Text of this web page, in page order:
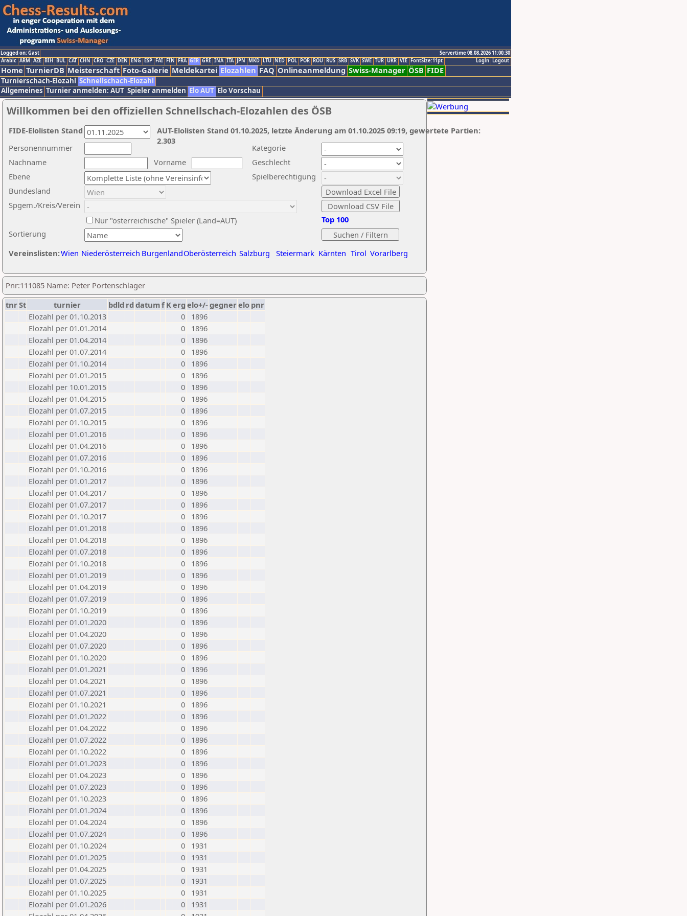
Logged on: Gast
Servertime 08.08.2026 11:00:30
Logout
Login
Arabic ARM AZE BIH BUL CAT CHN CRO CZE DEN ENG ESP FAI FIN FRA GER GRE INA ITA JPN MKD LTU NED POL POR ROU RUS SRB SVK SWE TUR UKR VIE FontSize:11pt
Home TurnierDB Meisterschaft Foto-Galerie Meldekartei Elozahlen FAQ Onlineanmeldung Swiss-Manager ÖSB FIDE
Turnierschach-Elozahl Schnellschach-Elozahl
Allgemeines Turnier anmelden: AUT Spieler anmelden Elo AUT Elo Vorschau
Willkommen bei den offiziellen Schnellschach-Elozahlen des ÖSB
Nachname
Vorname
Ebene
Kategorie
Sortierung
Personennummer
Bundesland
Spgem./Kreis/Verein
Geschlecht
Nur "österreichische" Spieler (Land=AUT)
Spielberechtigung
Vereinslisten:Wien Niederösterreich BurgenlandOberösterreich Salzburg Steiermark Kärnten Tirol Vorarlberg
Top 100
AUT-Elolisten Stand 01.10.2025, letzte Änderung am 01.10.2025 09:19, gewertete Partien:
2.303
FIDE-Elolisten Stand
Pnr:111085 Name: Peter Portenschlager
tnrSt turnier bdld rd datumf Kerg elo+/-gegnerelo pnr
Elozahl per 01.10.2013
0
1896
Elozahl per 01.01.2014
0
1896
Elozahl per 01.04.2014
0
1896
Elozahl per 01.07.2014
0
1896
Elozahl per 01.10.2014
0
1896
Elozahl per 01.01.2015
0
1896
Elozahl per 10.01.2015
0
1896
Elozahl per 01.04.2015
0
1896
Elozahl per 01.07.2015
0
1896
Elozahl per 01.10.2015
0
1896
Elozahl per 01.01.2016
0
1896
Elozahl per 01.04.2016
0
1896
Elozahl per 01.07.2016
0
1896
Elozahl per 01.10.2016
0
1896
Elozahl per 01.01.2017
0
1896
Elozahl per 01.04.2017
0
1896
Elozahl per 01.07.2017
0
1896
Elozahl per 01.10.2017
0
1896
Elozahl per 01.01.2018
0
1896
Elozahl per 01.04.2018
0
1896
Elozahl per 01.07.2018
0
1896
Elozahl per 01.10.2018
0
1896
Elozahl per 01.01.2019
0
1896
Elozahl per 01.04.2019
0
1896
Elozahl per 01.07.2019
0
1896
Elozahl per 01.10.2019
0
1896
Elozahl per 01.01.2020
0
1896
Elozahl per 01.04.2020
0
1896
Elozahl per 01.07.2020
0
1896
Elozahl per 01.10.2020
0
1896
Elozahl per 01.01.2021
0
1896
Elozahl per 01.04.2021
0
1896
Elozahl per 01.07.2021
0
1896
Elozahl per 01.10.2021
0
1896
Elozahl per 01.01.2022
0
1896
Elozahl per 01.04.2022
0
1896
Elozahl per 01.07.2022
0
1896
Elozahl per 01.10.2022
0
1896
Elozahl per 01.01.2023
0
1896
Elozahl per 01.04.2023
0
1896
Elozahl per 01.07.2023
0
1896
Elozahl per 01.10.2023
0
1896
Elozahl per 01.01.2024
0
1896
Elozahl per 01.04.2024
0
1896
Elozahl per 01.07.2024
0
1896
Elozahl per 01.10.2024
0
1931
Elozahl per 01.01.2025
0
1931
Elozahl per 01.04.2025
0
1931
Elozahl per 01.07.2025
0
1931
Elozahl per 01.10.2025
0
1931
Elozahl per 01.01.2026
0
1931